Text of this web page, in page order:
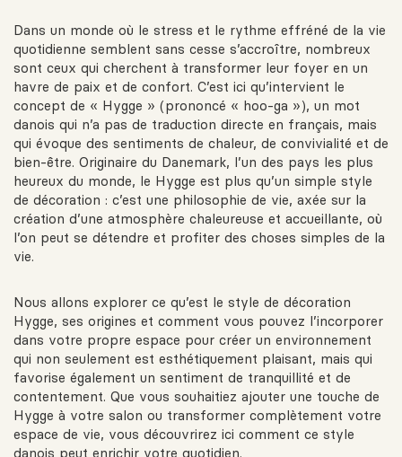
Dans un monde où le stress et le rythme effréné de la vie
quotidienne semblent sans cesse s’accroître, nombreux
sont ceux qui cherchent à transformer leur foyer en un
havre de paix et de confort. C’est ici qu’intervient le
concept de « Hygge » (prononcé « hoo-ga »), un mot
danois qui n’a pas de traduction directe en français, mais
qui évoque des sentiments de chaleur, de convivialité et de
bien-être. Originaire du Danemark, l’un des pays les plus
heureux du monde, le Hygge est plus qu’un simple style
de décoration : c’est une philosophie de vie, axée sur la
création d’une atmosphère chaleureuse et accueillante, où
l’on peut se détendre et profiter des choses simples de la
vie.
Nous allons explorer ce qu’est le style de décoration
Hygge, ses origines et comment vous pouvez l’incorporer
dans votre propre espace pour créer un environnement
qui non seulement est esthétiquement plaisant, mais qui
favorise également un sentiment de tranquillité et de
contentement. Que vous souhaitiez ajouter une touche de
Hygge à votre salon ou transformer complètement votre
espace de vie, vous découvrirez ici comment ce style
danois peut enrichir votre quotidien.